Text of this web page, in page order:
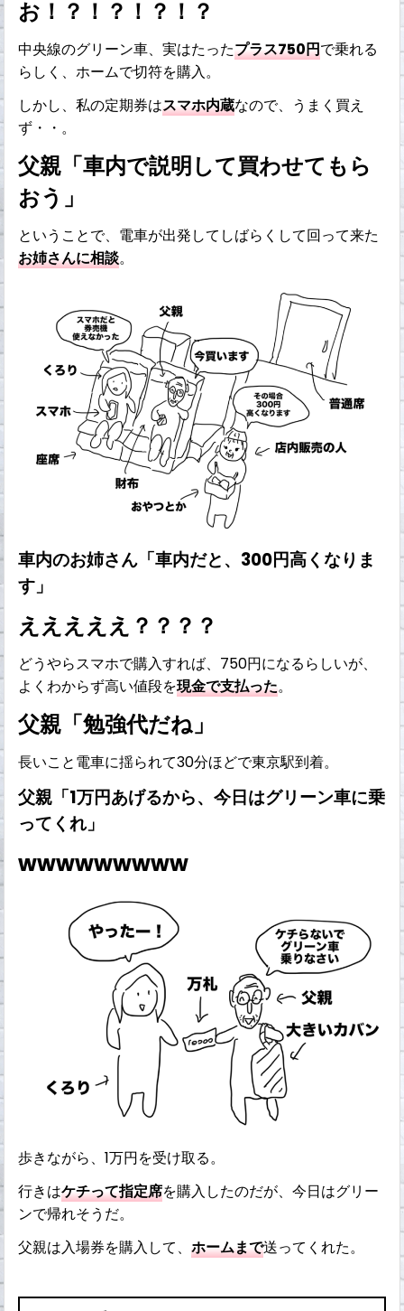
お！？！？！？！？
中央線のグリーン車、実はたったプラス750円で乗れる
らしく、ホームで切符を購入。
しかし、私の定期券はスマホ内蔵なので、うまく買え
ず・・。
父親「車内で説明して買わせてもら
おう」
ということで、電車が出発してしばらくして回って来た
お姉さんに相談。
車内のお姉さん「車内だと、300円高くなりま
す」
えええええ？？？？
どうやらスマホで購入すれば、750円になるらしいが、
よくわからず高い値段を現金で支払った。
父親「勉強代だね」
長いこと電車に揺られて30分ほどで東京駅到着。
父親「1万円あげるから、今日はグリーン車に乗
ってくれ」
wwwwwwwww
歩きながら、1万円を受け取る。
行きはケチって指定席を購入したのだが、今日はグリー
ンで帰れそうだ。
父親は入場券を購入して、ホームまで送ってくれた。